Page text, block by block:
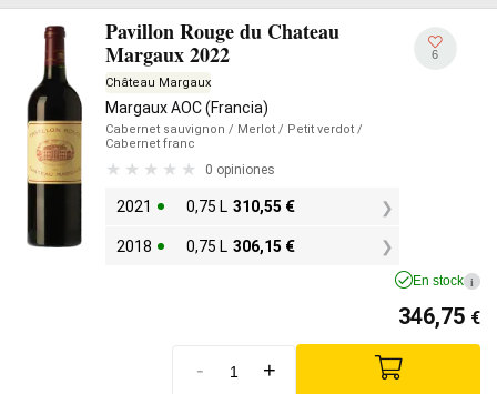
Pavillon Rouge du Chateau
Margaux 2022
Château Margaux
Margaux AOC (Francia)
Cabernet sauvignon / Merlot / Petit verdot /
Cabernet franc
0 opiniones
2021 0,75 L 310,55 €
2018 0,75 L 306,15 €
6
En stock i
346,75 €
- +